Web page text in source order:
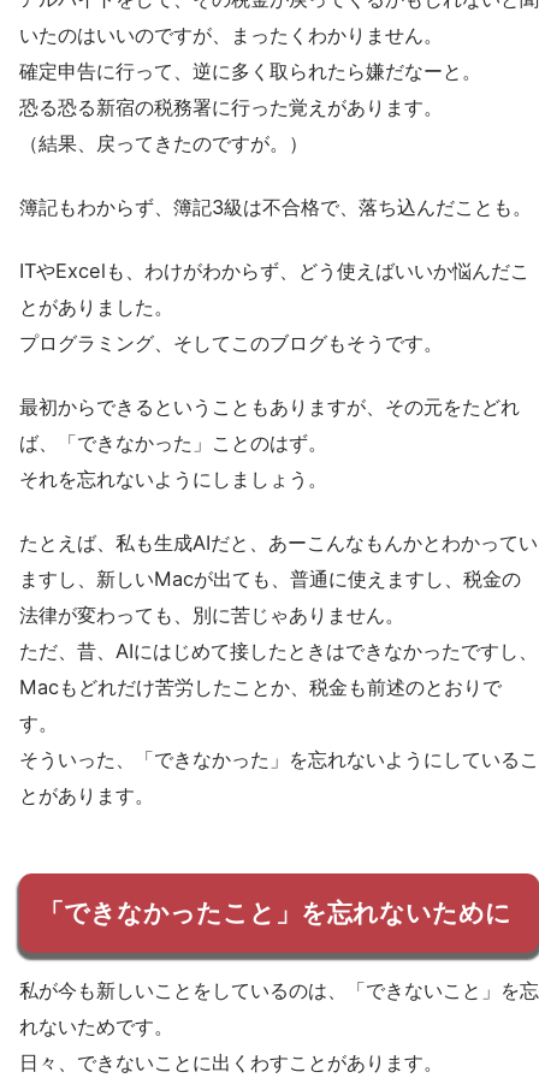
いたのはいいのですが、まったくわかりません。
確定申告に行って、逆に多く取られたら嫌だなーと。
恐る恐る新宿の税務署に行った覚えがあります。
（結果、戻ってきたのですが。）
簿記もわからず、簿記3級は不合格で、落ち込んだことも。
ITやExcelも、わけがわからず、どう使えばいいか悩んだこ
とがありました。
プログラミング、そしてこのブログもそうです。
最初からできるということもありますが、その元をたどれ
ば、「できなかった」ことのはず。
それを忘れないようにしましょう。
たとえば、私も生成AIだと、あーこんなもんかとわかってい
ますし、新しいMacが出ても、普通に使えますし、税金の
法律が変わっても、別に苦じゃありません。
ただ、昔、AIにはじめて接したときはできなかったですし、
Macもどれだけ苦労したことか、税金も前述のとおりで
す。
そういった、「できなかった」を忘れないようにしているこ
とがあります。
「できなかったこと」を忘れないために
私が今も新しいことをしているのは、「できないこと」を忘
れないためです。
日々、できないことに出くわすことがあります。